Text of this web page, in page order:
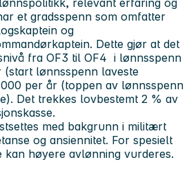
et gradsspenn som omfatter
og
Dette gjør at det
fra OF3 til OF4 i lønnsspenn
lønnsspenn laveste
per år (toppen av lønnsspenn
Det trekkes lovbestemt 2 % av
med bakgrunn i militært
og ansiennitet. For spesielt
kan høyere avlønning vurderes.